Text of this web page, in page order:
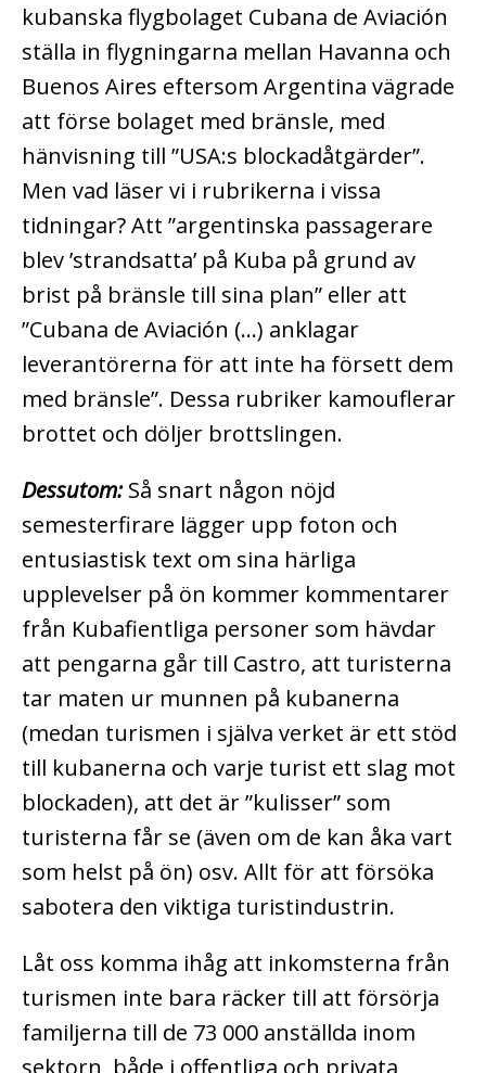
kubanska flygbolaget Cubana de Aviación
ställa in flygningarna mellan Havanna och
Buenos Aires eftersom Argentina vägrade
att förse bolaget med bränsle, med
hänvisning till ”USA:s blockadåtgärder”.
Men vad läser vi i rubrikerna i vissa
tidningar? Att ”argentinska passagerare
blev ’strandsatta’ på Kuba på grund av
brist på bränsle till sina plan” eller att
”Cubana de Aviación (…) anklagar
leverantörerna för att inte ha försett dem
med bränsle”. Dessa rubriker kamouflerar
brottet och döljer brottslingen.
Dessutom:Så snart någon nöjd
semesterfirare lägger upp foton och
entusiastisk text om sina härliga
upplevelser på ön kommer kommentarer
från Kubafientliga personer som hävdar
att pengarna går till Castro, att turisterna
tar maten ur munnen på kubanerna
(medan turismen i själva verket är ett stöd
till kubanerna och varje turist ett slag mot
blockaden), att det är ”kulisser” som
turisterna får se (även om de kan åka vart
som helst på ön) osv. Allt för att försöka
sabotera den viktiga turistindustrin.
Låt oss komma ihåg att inkomsterna från
turismen inte bara räcker till att försörja
familjerna till de 73 000 anställda inom
sektorn, både i offentliga och privata